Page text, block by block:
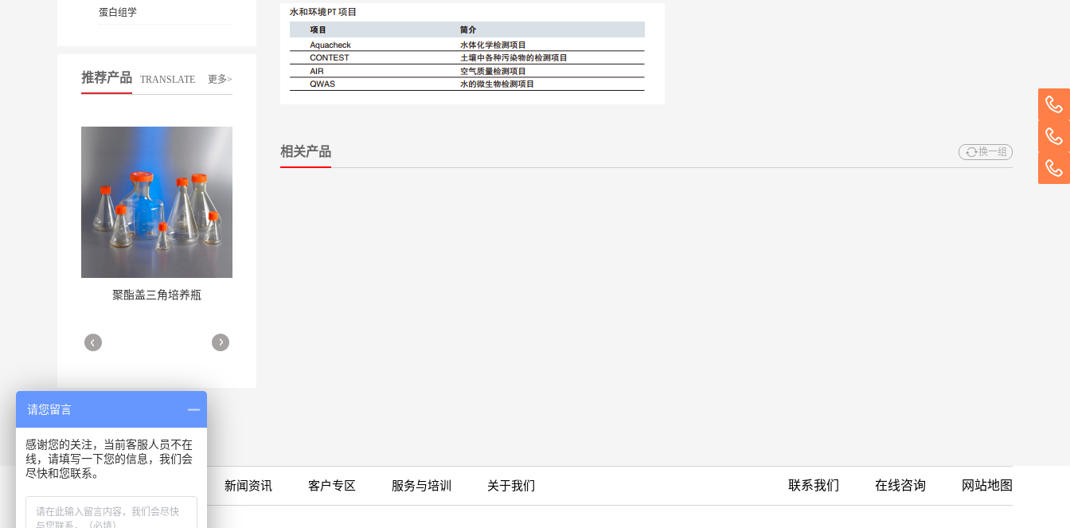
蛋白组学
推荐产品 TRANSLATE 更多>
聚酯盖三角培养瓶
相关产品 换一组
新闻资讯 客户专区 服务与培训 关于我们 联系我们 在线咨询 网站地图
请您留言
感谢您的关注，当前客服人员不在
线，请填写一下您的信息，我们会
尽快和您联系。